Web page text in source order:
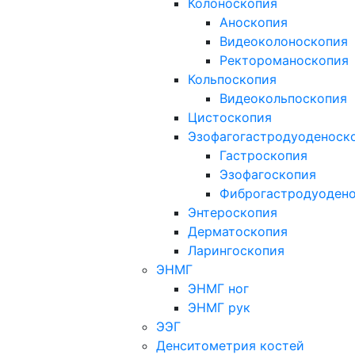
Колоноскопия
Аноскопия
Видеоколоноскопия
Ректороманоскопия
Кольпоскопия
Видеокольпоскопия
Цистоскопия
Гастроскопия
Эзофагоскопия
Энтероскопия
Дерматоскопия
Ларингоскопия
ЭНМГ
ЭНМГ ног
ЭНМГ рук
ЭЭГ
Денситометрия костей